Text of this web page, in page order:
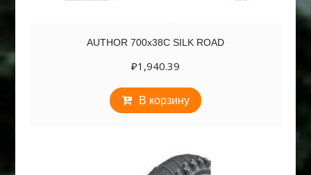
AUTHOR 700х38C SILK ROAD
₽1,940.39
В корзину